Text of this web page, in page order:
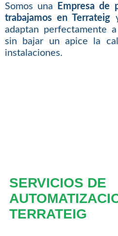
Somos una
Empresa de
trabajamos en Terrateig
adaptan perfectamente
sin bajar un apice la
instalaciones.
SERVICIOS DE
TERRATEIG